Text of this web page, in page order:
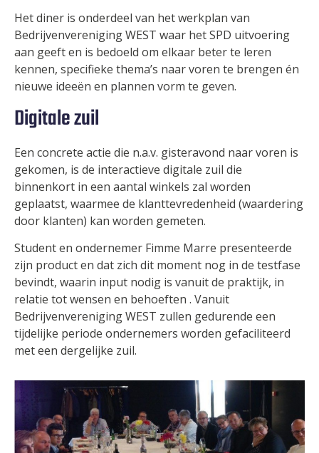
Het diner is onderdeel van het werkplan van
Bedrijvenvereniging WEST waar het SPD uitvoering
aan geeft en is bedoeld om elkaar beter te leren
kennen, specifieke thema’s naar voren te brengen én
nieuwe ideeën en plannen vorm te geven.
Digitale zuil
Een concrete actie die n.a.v. gisteravond naar voren is
gekomen, is de interactieve digitale zuil die
binnenkort in een aantal winkels zal worden
geplaatst, waarmee de klanttevredenheid (waardering
door klanten) kan worden gemeten.
Student en ondernemer Fimme Marre presenteerde
zijn product en dat zich dit moment nog in de testfase
bevindt, waarin input nodig is vanuit de praktijk, in
relatie tot wensen en behoeften . Vanuit
Bedrijvenvereniging WEST zullen gedurende een
tijdelijke periode ondernemers worden gefaciliteerd
met een dergelijke zuil.